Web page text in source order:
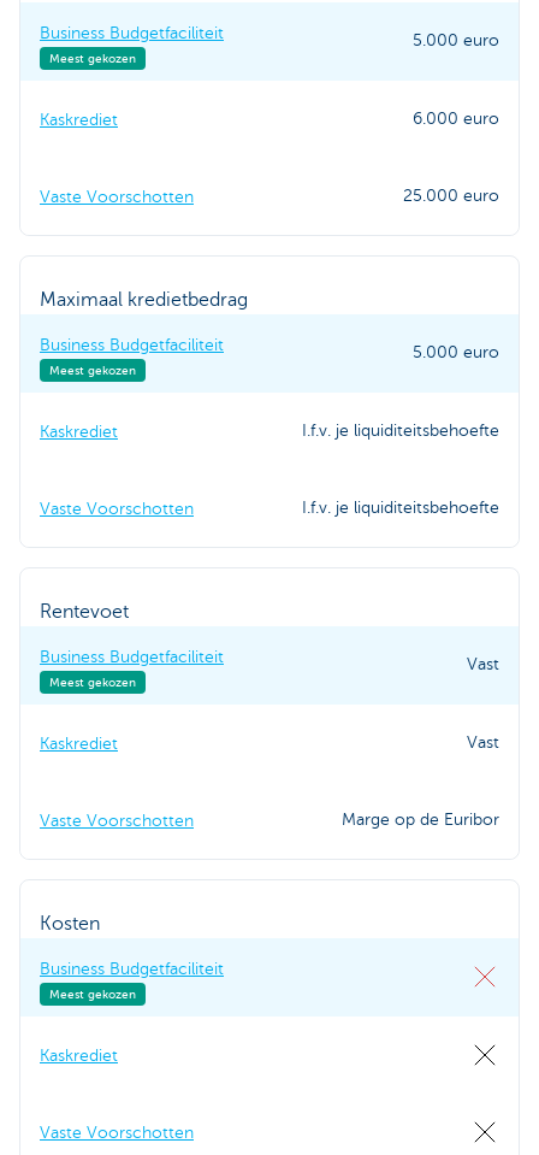
Business Budgetfaciliteit
Meest gekozen
5.000 euro
Kaskrediet 6.000 euro
Vaste Voorschotten 25.000 euro
Maximaal kredietbedrag
Business Budgetfaciliteit
Meest gekozen
5.000 euro
Kaskrediet I.f.v. je liquiditeitsbehoefte
Vaste Voorschotten I.f.v. je liquiditeitsbehoefte
Rentevoet
Business Budgetfaciliteit
Meest gekozen
Vast
Kaskrediet Vast
Vaste Voorschotten Marge op de Euribor
Kosten
Business Budgetfaciliteit
Meest gekozen
Kaskrediet
Vaste Voorschotten